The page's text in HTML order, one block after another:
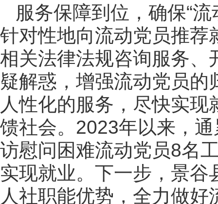
服务保障到位，确保“
针对性地向流动党员推荐
相关法律法规咨询服务、
疑解惑，增强流动党员
人性化的服务，尽快实
馈社会。2023年以来，
访慰问困难流动党员8名
实现就业。下一步，景
人社职能优势，全力做